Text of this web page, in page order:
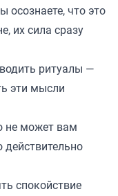
осознаете, что это
их сила сразу
ритуалы —
эти мысли
не может вам
действительно
спокойствие